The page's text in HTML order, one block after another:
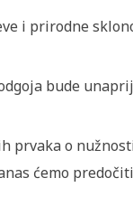
i prirodne
bude
prvaka o
ćemo